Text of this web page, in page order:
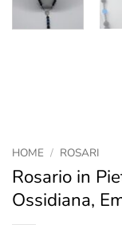
HOME / ROSARI
Rosario in
Ossidiana,